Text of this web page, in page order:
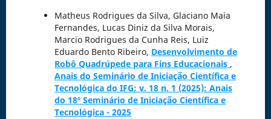
Matheus Rodrigues da Silva, Glaciano Maia
Fernandes, Lucas Diniz da Silva Morais,
Marcio Rodrigues da Cunha Reis, Luiz
Eduardo Bento Ribeiro, Desenvolvimento de
Robô Quadrúpede para Fins Educacionais ,
Anais do Seminário de Iniciação Científica e
Tecnológica do IFG: v. 18 n. 1 (2025): Anais
do 18º Seminário de Iniciação Científica e
Tecnológica - 2025